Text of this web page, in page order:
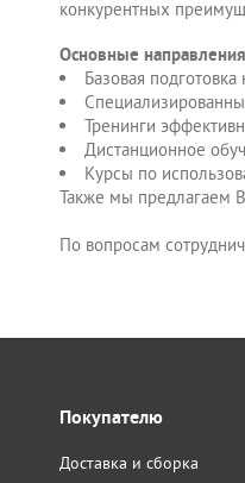
конкурентных
Основные
Базовая
Тренинги
Дистанционное
Курсы по
Также мы предлагаем
По вопросам
Покупателю
Доставка и сборка